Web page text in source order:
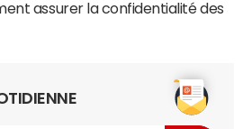
assurer la confidentialité des